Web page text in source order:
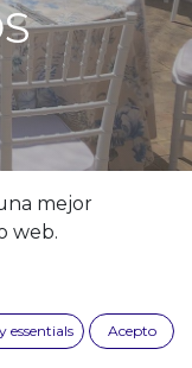
mejor
web.
essentials Acepto